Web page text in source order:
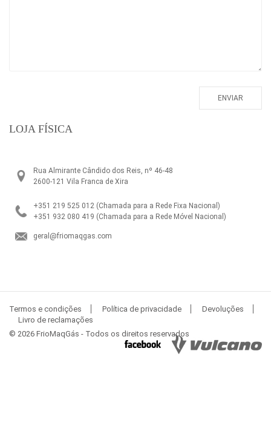
LOJA FÍSICA
Rua Almirante Cândido dos Reis, nº 46-48
2600-121 Vila Franca de Xira
+351 219 525 012 (Chamada para a Rede Fixa Nacional)
+351 932 080 419 (Chamada para a Rede Móvel Nacional)
geral@friomaqgas.com
Termos e condições Política de privacidade
Devoluções
Livro de reclamações
© 2026 FrioMaqGás - Todos os direitos reservados